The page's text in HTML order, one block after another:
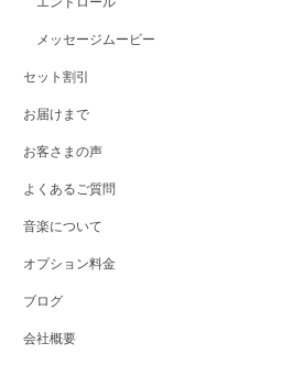
メッセージムービー
セット割引
お届けまで
お客さまの声
よくあるご質問
音楽について
オプション料金
ブログ
会社概要